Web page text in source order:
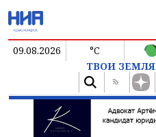
09.08.2026 °C
ТВОИ